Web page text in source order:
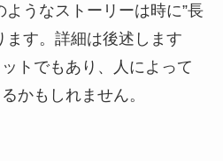
うなストーリーは時に”長
ます。詳細は後述します
トでもあり、人によって
かもしれません。